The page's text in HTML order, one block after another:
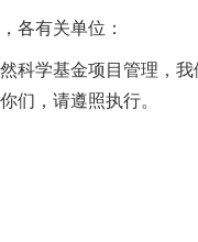
各有关单位：
科学基金项目管理，
们，请遵照执行。